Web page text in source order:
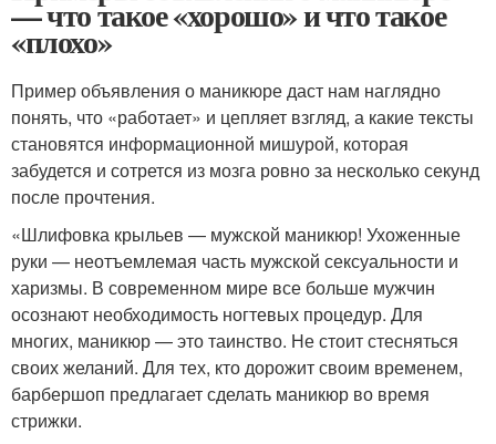
— что такое «хорошо» и что такое
«плохо»
Пример объявления о маникюре даст нам наглядно
понять, что «работает» и цепляет взгляд, а какие тексты
становятся информационной мишурой, которая
забудется и сотрется из мозга ровно за несколько секунд
после прочтения.
«Шлифовка крыльев — мужской маникюр! Ухоженные
руки — неотъемлемая часть мужской сексуальности и
харизмы. В современном мире все больше мужчин
осознают необходимость ногтевых процедур. Для
многих, маникюр — это таинство. Не стоит стесняться
своих желаний. Для тех, кто дорожит своим временем,
барбершоп предлагает сделать маникюр во время
стрижки.